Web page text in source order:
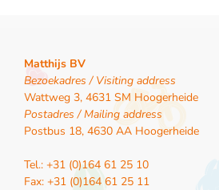
Matthijs BV
Bezoekadres / Visiting address
Wattweg 3, 4631 SM Hoogerheide
Postadres / Mailing address
Postbus 18, 4630 AA Hoogerheide
Tel.: +31 (0)164 61 25 10
Fax: +31 (0)164 61 25 11